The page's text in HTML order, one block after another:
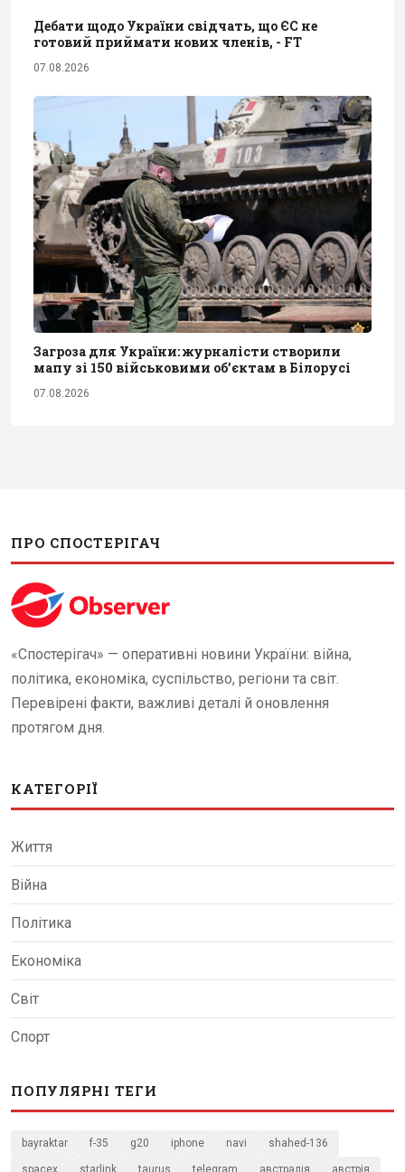
Дебати щодо України свідчать, що ЄС не
готовий приймати нових членів, - FT
07.08.2026
Загроза для України: журналісти створили
мапу зі 150 військовими обʼєктам в Білорусі
07.08.2026
ПРО СПОСТЕРІГАЧ
«Спостерігач» — оперативні новини України: війна,
політика, економіка, суспільство, регіони та світ.
Перевірені факти, важливі деталі й оновлення
протягом дня.
КАТЕГОРІЇ
Життя
Війна
Політика
Економіка
Світ
Спорт
ПОПУЛЯРНІ ТЕГИ
bayraktar f-35 g20 iphone navi shahed-136
spacex starlink taurus telegram австралія австрія